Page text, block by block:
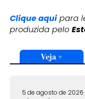
Clique aquipara
produzida pelo
Veja +
5 de agosto de 2026